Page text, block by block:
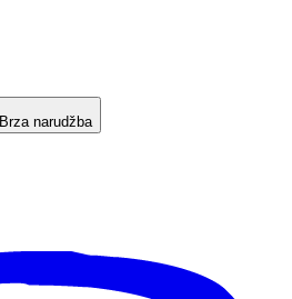
Brza narudžba